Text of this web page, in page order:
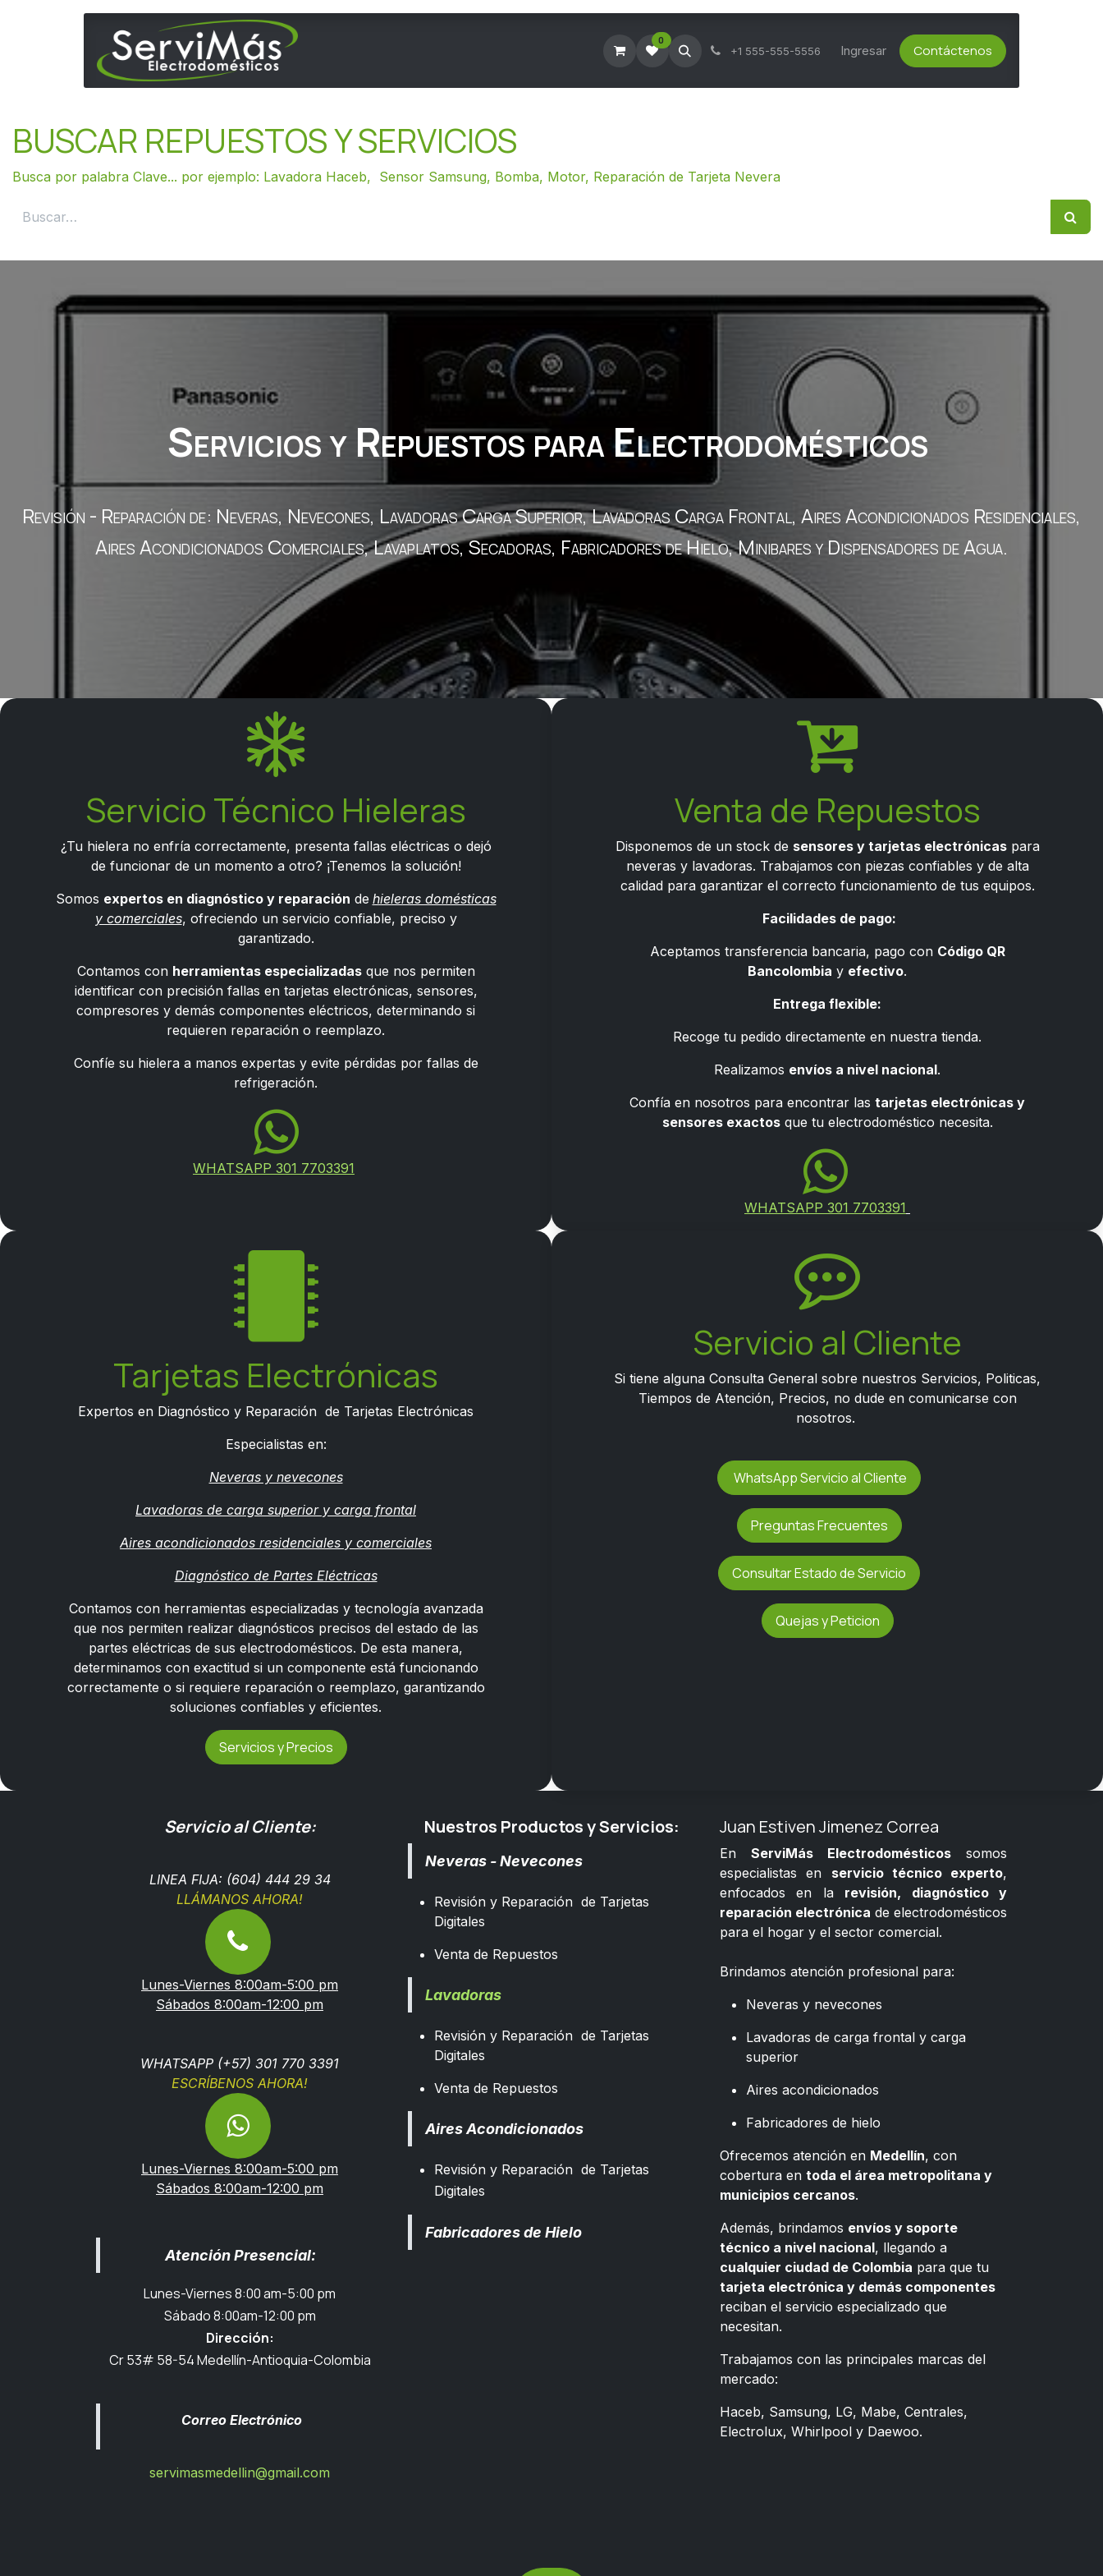
Agendar Visita Técnica Consultar Tickets Activos Asesoría Técnica Servicio al Cliente
0
+1 555-555-5556 Ingresar Contáctenos
BUSCAR REPUESTOS Y SERVICIOS
Busca por palabra Clave... por ejemplo: Lavadora Haceb, Sensor Samsung, Bomba, Motor, Reparación de Tarjeta Nevera
Servicios y Repuestos para Electrodomésticos
Revisión - Reparación de: Neveras, Nevecones, Lavadoras CargaSuperior, Lavadoras Carga Frontal, Aires Acondicionados Residenciales,
Aires Acondicionados Comerciales, Lavaplatos, Secadoras, Fabricadores de Hielo, Minibares y Dispensadores de Agua.
Servicio Técnico Hieleras
¿Tu hielera no enfría correctamente, presenta fallas eléctricas o dejó
de funcionar de un momento a otro? ¡Tenemos la solución!
Somos expertos en diagnóstico y reparación de hieleras domésticas
y comerciales, ofreciendo un servicio confiable, preciso y
garantizado.
Contamos con herramientas especializadasque nos permiten
identificar con precisión fallas en tarjetas electrónicas, sensores,
compresores y demás componentes eléctricos, determinando si
requieren reparación o reemplazo.
Confíe su hielera a manos expertas y evite pérdidas por fallas de
refrigeración.
WHATSAPP 301 7703391
Venta de Repuestos
Disponemos de un stock de sensores y tarjetas electrónicaspara
neveras y lavadoras. Trabajamos con piezas confiables y de alta
calidad para garantizar el correcto funcionamiento de tus equipos.
Facilidades de pago:
Aceptamos transferencia bancaria, pago con Código QR
Bancolombia y efectivo.
Entrega flexible:
Recoge tu pedido directamente en nuestra tienda.
Realizamos envíos a nivel nacional.
Confía en nosotros para encontrar las tarjetas electrónicas y
sensores exactosque tu electrodoméstico necesita.
WHATSAPP 301 7703391
Tarjetas Electrónicas
Expertos en Diagnóstico y Reparación de Tarjetas Electrónicas
Especialistas en:
Neveras y nevecones
Lavadoras de carga superior y carga frontal
Aires acondicionados residenciales y comerciales
Diagnóstico de Partes Eléctricas
Contamos con herramientas especializadas y tecnología avanzada
que nos permiten realizar diagnósticos precisos del estado de las
partes eléctricas de sus electrodomésticos. De esta manera,
determinamos con exactitud si un componente está funcionando
correctamente o si requiere reparación o reemplazo, garantizando
soluciones confiables y eficientes.
Servicios y Precios
Servicio al Cliente
Si tiene alguna Consulta General sobre nuestros Servicios, Politicas,
Tiempos de Atención, Precios, no dude en comunicarse con
nosotros.
WhatsApp Servicio al Cliente
Preguntas Frecuentes
Consultar Estado de Servicio
Quejas y Peticion
Servicio al Cliente:
LINEA FIJA: (604) 444 29 34
LLÁMANOS AHORA!
Lunes-Viernes 8:00am-5:00 pm
Sábados 8:00am-12:00 pm
WHATSAPP (+57) 301 770 3391
ESCRÍBENOS AHORA!
Lunes-Viernes 8:00am-5:00 pm
Sábados 8:00am-12:00 pm
Atención Presencial:
Lunes-Viernes 8:00 am-5:00 pm
Sábado 8:00am-12:00 pm
Dirección:
Cr 53# 58-54 Medellín-Antioquia-Colombia
Correo Electrónico
servimasmedellin@gmail.com
Nuestros Productos y Servicios:
Neveras - Nevecones
Revisión y Reparación de Tarjetas
Digitales
Venta de Repuestos
Lavadoras
Revisión y Reparación de Tarjetas
Digitales
Venta de Repuestos
Aires Acondicionados
Revisión y Reparación de Tarjetas
Digitales
Fabricadores de Hielo
Juan Estiven Jimenez Correa
En ServiMás Electrodomésticos somos
especialistas en servicio técnico experto,
enfocados en la revisión, diagnóstico y
reparación electrónica de electrodomésticos
para el hogar y el sector comercial.
Brindamos atención profesional para:
Neveras y nevecones
Lavadoras de carga frontal y carga
superior
Aires acondicionados
Fabricadores de hielo
Ofrecemos atención en Medellín, con
cobertura en toda el área metropolitana y
municipios cercanos.
Además, brindamos envíos y soporte
técnico a nivel nacional, llegando a
cualquier ciudad de Colombia para que tu
tarjeta electrónica y demás componentes
reciban el servicio especializado que
necesitan.
Trabajamos con las principales marcas del
mercado:
Haceb, Samsung, LG, Mabe, Centrales,
Electrolux, Whirlpool y Daewoo.